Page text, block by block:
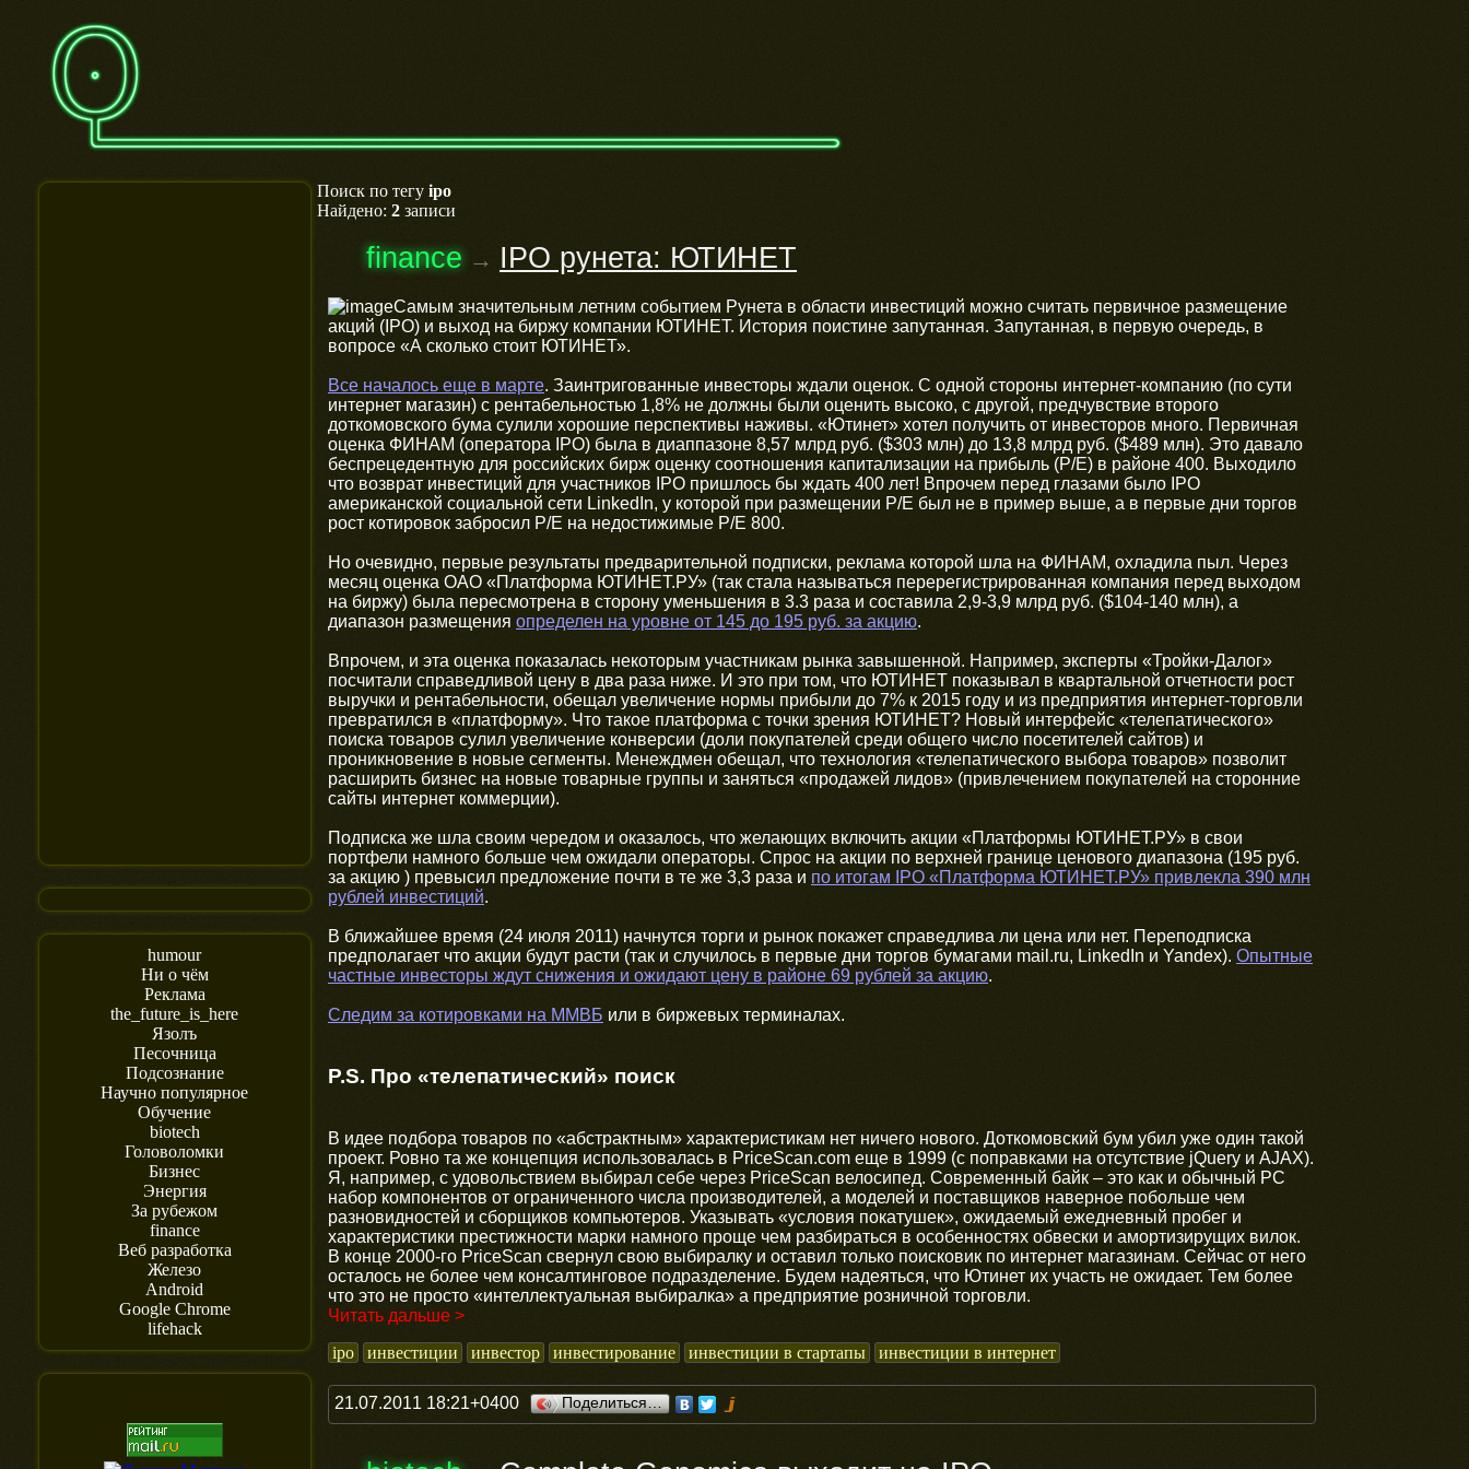
humour
Ни о чём
Реклама
the_future_is_here
Язолъ
Песочница
Подсознание
Научно популярное
Обучение
biotech
Головоломки
Бизнес
Энергия
За рубежом
finance
Веб разработка
Железо
Android
Google Chrome
lifehack
Поиск по тегу ipo
Найдено: 2 записи
finance → IPO рунета: ЮТИНЕТ
Самым значительным летним событием Рунета в области инвестиций можно считать первичное размещение
акций (IPO) и выход на биржу компании ЮТИНЕТ. История поистине запутанная. Запутанная, в первую очередь, в
вопросе «А сколько стоит ЮТИНЕТ».
Все началось еще в марте. Заинтригованные инвесторы ждали оценок. С одной стороны интернет-компанию (по сути
интернет магазин) с рентабельностью 1,8% не должны были оценить высоко, с другой, предчувствие второго
доткомовского бума сулили хорошие перспективы наживы. «Ютинет» хотел получить от инвесторов много. Первичная
оценка ФИНАМ (оператора IPO) была в диаппазоне 8,57 млрд руб. ($303 млн) до 13,8 млрд руб. ($489 млн). Это давало
беспрецедентную для российских бирж оценку соотношения капитализации на прибыль (P/E) в районе 400. Выходило
что возврат инвестиций для участников IPO пришлось бы ждать 400 лет! Впрочем перед глазами было IPO
американской социальной сети LinkedIn, у которой при размещении P/E был не в пример выше, а в первые дни торгов
рост котировок забросил P/Е на недостижимые P/E 800.
Но очевидно, первые результаты предварительной подписки, реклама которой шла на ФИНАМ, охладила пыл. Через
месяц оценка ОАО «Платформа ЮТИНЕТ.РУ» (так стала называться перерегистрированная компания перед выходом
на биржу) была пересмотрена в сторону уменьшения в 3.3 раза и составила 2,9-3,9 млрд руб. ($104-140 млн), а
диапазон размещения определен на уровне от 145 до 195 руб. за акцию.
Впрочем, и эта оценка показалась некоторым участникам рынка завышенной. Например, эксперты «Тройки-Далог»
посчитали справедливой цену в два раза ниже. И это при том, что ЮТИНЕТ показывал в квартальной отчетности рост
выручки и рентабельности, обещал увеличение нормы прибыли до 7% к 2015 году и из предприятия интернет-торговли
превратился в «платформу». Что такое платформа с точки зрения ЮТИНЕТ? Новый интерфейс «телепатического»
поиска товаров сулил увеличение конверсии (доли покупателей среди общего число посетителей сайтов) и
проникновение в новые сегменты. Менеждмен обещал, что технология «телепатического выбора товаров» позволит
расширить бизнес на новые товарные группы и заняться «продажей лидов» (привлечением покупателей на сторонние
сайты интернет коммерции).
Подписка же шла своим чередом и оказалось, что желающих включить акции «Платформы ЮТИНЕТ.РУ» в свои
портфели намного больше чем ожидали операторы. Спрос на акции по верхней границе ценового диапазона (195 руб.
за акцию ) превысил предложение почти в те же 3,3 раза и по итогам IPO «Платформа ЮТИНЕТ.РУ» привлекла 390 млн
рублей инвестиций.
В ближайшее время (24 июля 2011) начнутся торги и рынок покажет справедлива ли цена или нет. Переподписка
предполагает что акции будут расти (так и случилось в первые дни торгов бумагами mail.ru, LinkedIn и Yandex). Опытные
частные инвесторы ждут снижения и ожидают цену в районе 69 рублей за акцию.
Следим за котировками на ММВБ или в биржевых терминалах.
P.S. Про «телепатический» поиск
В идее подбора товаров по «абстрактным» характеристикам нет ничего нового. Доткомовский бум убил уже один такой
проект. Ровно та же концепция использовалась в PriceScan.com еще в 1999 (с поправками на отсутствие jQuery и AJAX).
Я, например, с удовольствием выбирал себе через PriceScan велосипед. Современный байк – это как и обычный PC
набор компонентов от ограниченного числа производителей, а моделей и поставщиков наверное побольше чем
разновидностей и сборщиков компьютеров. Указывать «условия покатушек», ожидаемый ежедневный пробег и
характеристики престижности марки намного проще чем разбираться в особенностях обвеcки и амортизирущих вилок.
В конце 2000-го PriceScan свернул свою выбиралку и оставил только поисковик по интернет магазинам. Сейчас от него
осталось не более чем консалтинговое подразделение. Будем надеяться, что Ютинет их участь не ожидает. Тем более
что это не просто «интеллектуальная выбиралка» а предприятие розничной торговли.
Читать дальше >
ipo
инвестиции инвестор инвестирование инвестиции в стартапы инвестиции в интернет
21.07.2011 18:21+0400 Поделиться…